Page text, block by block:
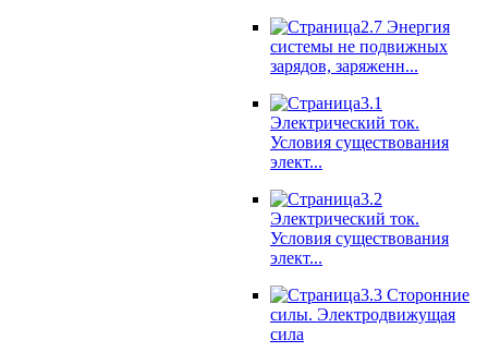
2.7 Энергия
системы не подвижных
зарядов, заряженн...
3.1
Электрический ток.
Условия существования
элект...
3.2
Электрический ток.
Условия существования
элект...
3.3 Сторонние
силы. Электродвижущая
сила